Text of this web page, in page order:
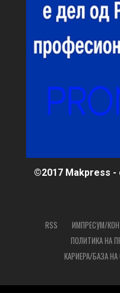
©2017 Makpress -
RSS ИМПРЕСУМ/
ПОЛИТИКА НА
КАРИЕРА/БАЗА